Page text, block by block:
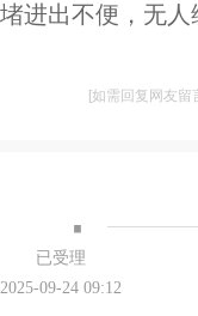
堵进出不便，无人
[如需回复网友
·
已受理
2025-09-24 09:12